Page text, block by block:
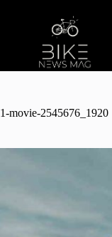
キ
1-movie-2545676_1920